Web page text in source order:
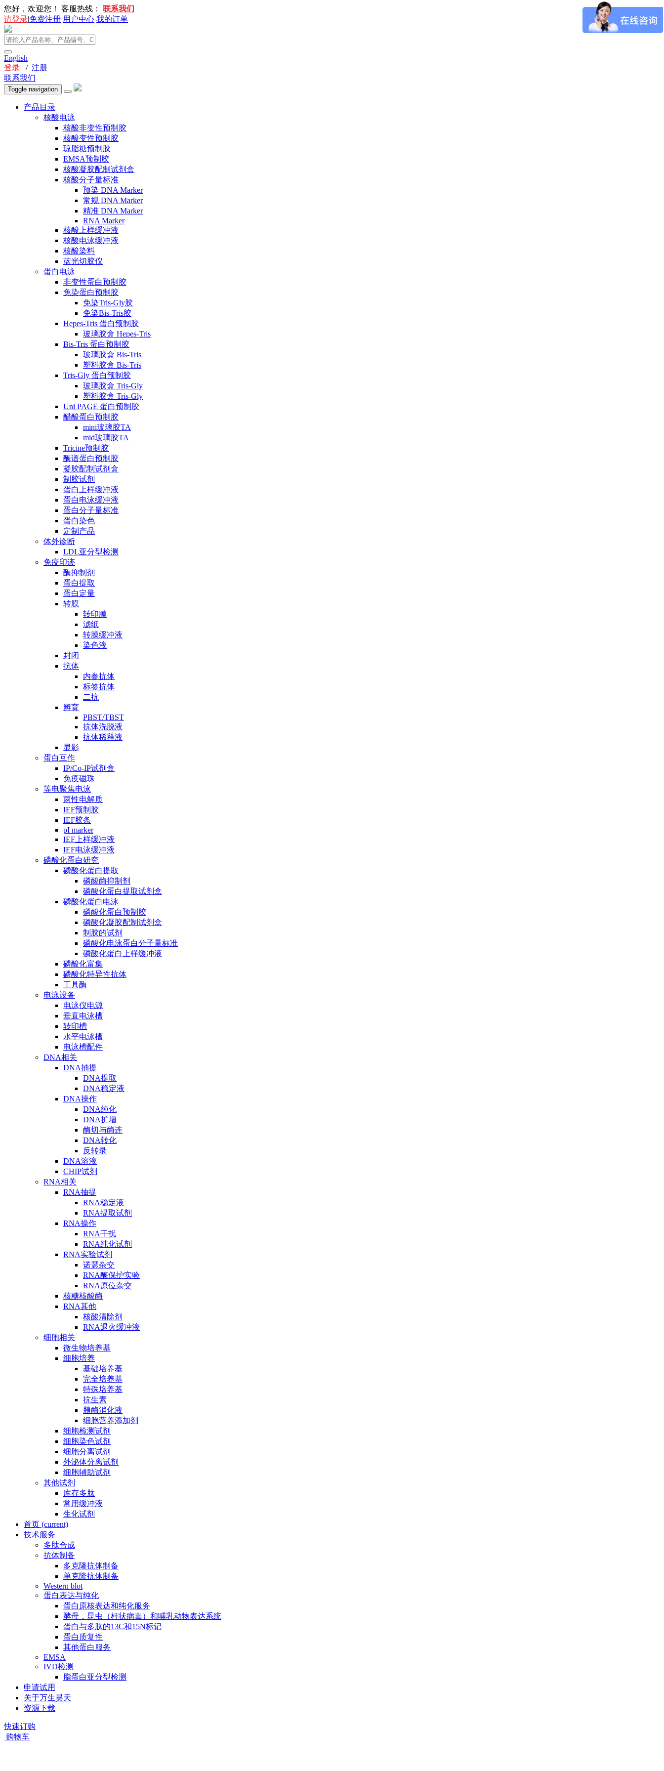
您好，欢迎您！ 客服热线： 联系我们
请登录|免费注册 用户中心 我的订单
English
登录 / 注册
联系我们
Toggle navigation
产品目录
核酸电泳
核酸非变性预制胶
核酸变性预制胶
琼脂糖预制胶
EMSA预制胶
核酸凝胶配制试剂盒
核酸分子量标准
预染 DNA Marker
常规 DNA Marker
精准 DNA Marker
RNA Marker
核酸上样缓冲液
核酸电泳缓冲液
核酸染料
蓝光切胶仪
蛋白电泳
非变性蛋白预制胶
免染蛋白预制胶
免染Tris-Gly胶
免染Bis-Tris胶
Hepes-Tris 蛋白预制胶
玻璃胶盒 Hepes-Tris
Bis-Tris 蛋白预制胶
玻璃胶盒 Bis-Tris
塑料胶盒 Bis-Tris
Tris-Gly 蛋白预制胶
玻璃胶盒 Tris-Gly
塑料胶盒 Tris-Gly
Uni PAGE 蛋白预制胶
醋酸蛋白预制胶
mini玻璃胶TA
mid玻璃胶TA
Tricine预制胶
酶谱蛋白预制胶
凝胶配制试剂盒
制胶试剂
蛋白上样缓冲液
蛋白电泳缓冲液
蛋白分子量标准
蛋白染色
定制产品
体外诊断
LDL亚分型检测
免疫印迹
酶抑制剂
蛋白提取
蛋白定量
转膜
转印膜
滤纸
转膜缓冲液
染色液
封闭
抗体
内参抗体
标签抗体
二抗
孵育
PBST/TBST
抗体洗脱液
抗体稀释液
显影
蛋白互作
IP/Co-IP试剂盒
免疫磁珠
等电聚焦电泳
两性电解质
IEF预制胶
IEF胶条
pI marker
IEF上样缓冲液
IEF电泳缓冲液
磷酸化蛋白研究
磷酸化蛋白提取
磷酸酶抑制剂
磷酸化蛋白提取试剂盒
磷酸化蛋白电泳
磷酸化蛋白预制胶
磷酸化凝胶配制试剂盒
制胶的试剂
磷酸化电泳蛋白分子量标准
磷酸化蛋白上样缓冲液
磷酸化富集
磷酸化特异性抗体
工具酶
电泳设备
电泳仪电源
垂直电泳槽
转印槽
水平电泳槽
电泳槽配件
DNA相关
DNA抽提
DNA提取
DNA稳定液
DNA操作
DNA纯化
DNA扩增
酶切与酶连
DNA转化
反转录
DNA溶液
CHIP试剂
RNA相关
RNA抽提
RNA稳定液
RNA提取试剂
RNA操作
RNA干扰
RNA纯化试剂
RNA实验试剂
诺瑟杂交
RNA酶保护实验
RNA原位杂交
核糖核酸酶
RNA其他
核酸清除剂
RNA退火缓冲液
细胞相关
微生物培养基
细胞培养
基础培养基
完全培养基
特殊培养基
抗生素
胰酶消化液
细胞营养添加剂
细胞检测试剂
细胞染色试剂
细胞分离试剂
外泌体分离试剂
细胞辅助试剂
其他试剂
库存多肽
常用缓冲液
生化试剂
首页 (current)
技术服务
多肽合成
抗体制备
多克隆抗体制备
单克隆抗体制备
Western blot
蛋白表达与纯化
蛋白原核表达和纯化服务
酵母，昆虫（杆状病毒）和哺乳动物表达系统
蛋白与多肽的13C和15N标记
蛋白质复性
其他蛋白服务
EMSA
IVD检测
脂蛋白亚分型检测
申请试用
关于万生昊天
资源下载
快速订购
购物车